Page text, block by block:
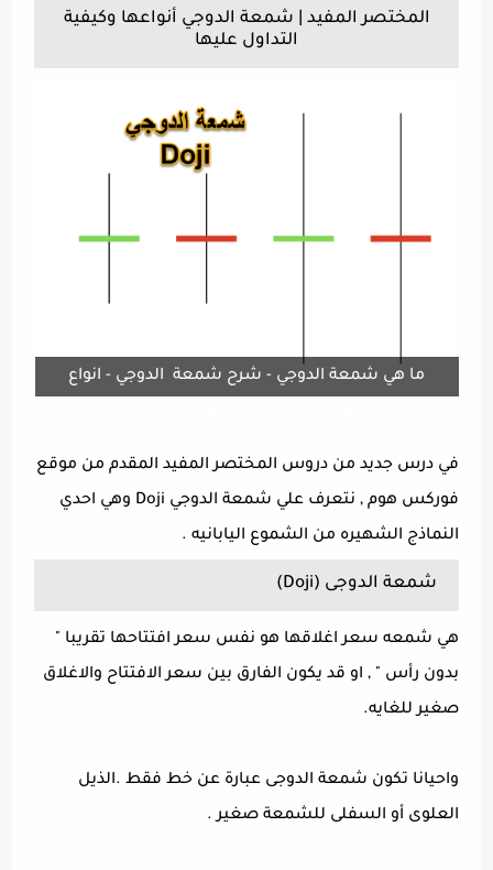
المختصر المفيد | شمعة الدوجي أنواعها وكيفية
التداول عليها
ما هي شمعة الدوجي - شرح شمعة الدوجي - انواع
في درس جديد من دروس المختصر المفيد المقدم من موقع
فوركس هوم , نتعرف علي شمعة الدوجي Doji وهي احدي
النماذج الشهيره من الشموع اليابانيه .
شمعة الدوجى (Doji)
هي شمعه سعر اغلاقها هو نفس سعر افتتاحها تقريبا "
بدون رأس " , او قد يكون الفارق بين سعر الافتتاح والاغلاق
صغير للغايه.
واحيانا تكون شمعة الدوجى عبارة عن خط فقط .الذيل
العلوى أو السفلى للشمعة صغير .